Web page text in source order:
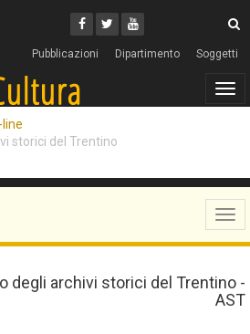
Facebook
Twitter
Youtube
Pubblicazioni Dipartimento Soggetti
storici del Trentino
degli archivi storici del Trentino -
AST